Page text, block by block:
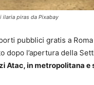
ilaria piras da Pixabay
pubblici gratis a
dopo l’apertura della
Atac, in metropolitana